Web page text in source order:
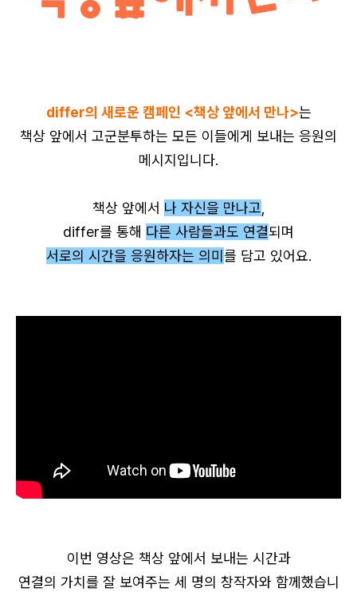
differ의 새로운 캠페인 <책상 앞에서 만나>는
책상 앞에서 고군분투하는 모든 이들에게 보내는 응원의
메시지입니다.
책상 앞에서 나 자신을 만나고
differ를 통해 다른 사람들과도 연결되며
서로의 시간을 응원하자는 의미를 담고 있어요.
이번 영상은 책상 앞에서 보내는 시간과
연결의 가치를 잘 보여주는 세 명의 창작자와 함께했습니